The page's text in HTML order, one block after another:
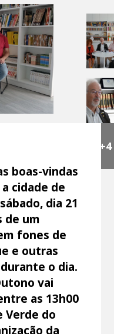
+4
boas-vindas
cidade de
dia 21
de um
fones de
e outras
o dia.
vai
as 13h00
Verde do
da